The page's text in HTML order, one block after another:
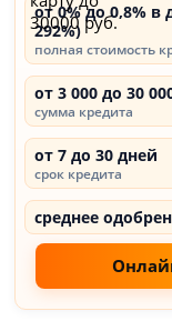
от 0% до 0,8% в
292%)
полная стоимость
от 3 000 до 30
сумма кредита
от 7 до 30 дней
срок кредита
среднее